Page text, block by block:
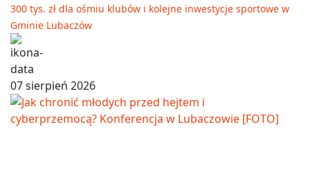
300 tys. zł dla ośmiu klubów i kolejne inwestycje sportowe w
Gminie Lubaczów
07 sierpień 2026